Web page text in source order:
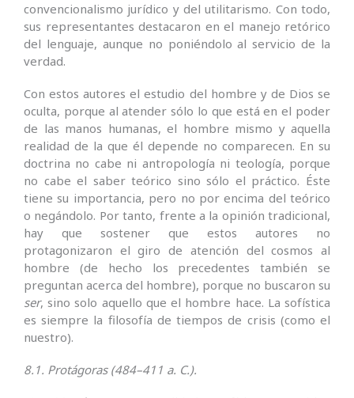
convencionalismo jurídico y del utilitarismo. Con todo,
sus representantes destacaron en el manejo retórico
del lenguaje, aunque no poniéndolo al servicio de la
verdad.
Con estos autores el estudio del hombre y de Dios se
oculta, porque al atender sólo lo que está en el poder
de las manos humanas, el hombre mismo y aquella
realidad de la que él depende no comparecen. En su
doctrina no cabe ni antropología ni teología, porque
no cabe el saber teórico sino sólo el práctico. Éste
tiene su importancia, pero no por encima del teórico
o negándolo. Por tanto, frente a la opinión tradicional,
hay que sostener que estos autores no
protagonizaron el giro de atención del cosmos al
hombre (de hecho los precedentes también se
preguntan acerca del hombre), porque no buscaron su
ser, sino solo aquello que el hombre hace. La sofística
es siempre la filosofía de tiempos de crisis (como el
nuestro).
8.1. Protágoras (484–411 a. C.).